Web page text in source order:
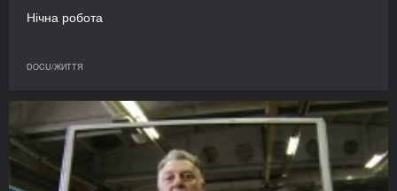
Нічна робота
DOCU/ЖИТТЯ